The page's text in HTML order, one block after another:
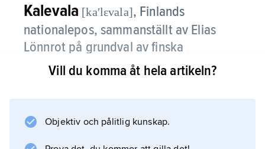
Kalevala [kaʹlɛvala], Finlands
nationalepos, sammanställt av Elias
Lönnrot på grundval av finska
forndikter.
omfattar 22 795 verser i 50 sånger, kom 1849.
Vill du komma åt hela artikeln?
Objektiv och pålitlig kunskap.